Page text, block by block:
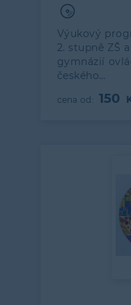
Výukový
2. stupně ZŠ
gymnázií
českého…
150